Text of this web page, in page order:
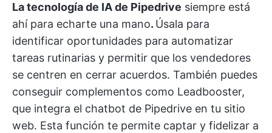
La tecnología de IA de Pipedrive siempre está
ahí para echarte una mano. Úsala para
identificar oportunidades para automatizar
tareas rutinarias y permitir que los vendedores
se centren en cerrar acuerdos. También puedes
conseguir complementos como Leadbooster,
que integra el chatbot de Pipedrive en tu sitio
web. Esta función te permite captar y fidelizar a